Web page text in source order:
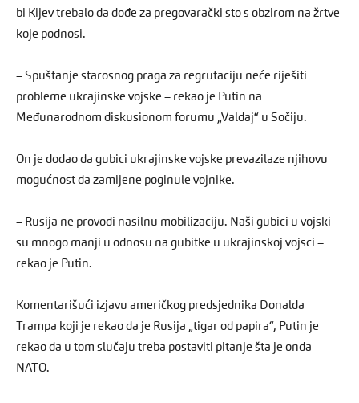
bi Kijev trebalo da dođe za pregovarački sto s obzirom na žrtve
koje podnosi.
– Spuštanje starosnog praga za regrutaciju neće riješiti
probleme ukrajinske vojske – rekao je Putin na
Međunarodnom diskusionom forumu „Valdaj“ u Sočiju.
On je dodao da gubici ukrajinske vojske prevazilaze njihovu
mogućnost da zamijene poginule vojnike.
– Rusija ne provodi nasilnu mobilizaciju. Naši gubici u vojski
su mnogo manji u odnosu na gubitke u ukrajinskoj vojsci –
rekao je Putin.
Komentarišući izjavu američkog predsjednika Donalda
Trampa koji je rekao da je Rusija „tigar od papira“, Putin je
rekao da u tom slučaju treba postaviti pitanje šta je onda
NATO.